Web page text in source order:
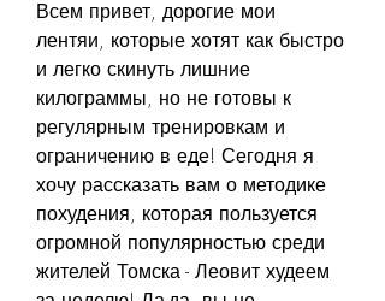
Всем привет, дорогие мои
лентяи, которые хотят как быстро
и легко скинуть лишние
килограммы, но не готовы к
регулярным тренировкам и
ограничению в еде! Сегодня я
хочу рассказать вам о методике
похудения, которая пользуется
огромной популярностью среди
жителей Томска - Леовит худеем